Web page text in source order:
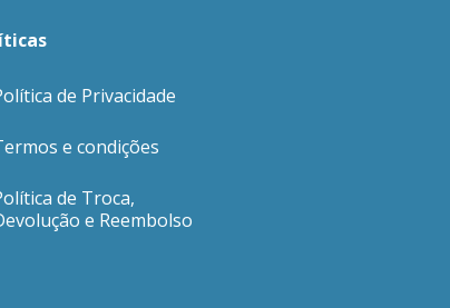
de Privacidade
e condições
de Troca,
e Reembolso